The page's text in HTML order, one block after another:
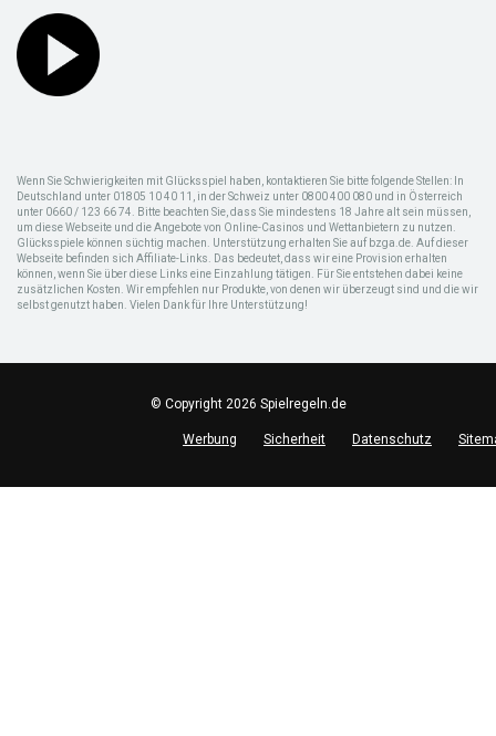
Wenn Sie Schwierigkeiten mit Glücksspiel haben, kontaktieren Sie bitte folgende Stellen: In
Deutschland unter 01805 10 40 11, in der Schweiz unter 0800 400 080 und in Österreich
unter 0660 / 123 66 74. Bitte beachten Sie, dass Sie mindestens 18 Jahre alt sein müssen,
um diese Webseite und die Angebote von Online-Casinos und Wettanbietern zu nutzen.
Glücksspiele können süchtig machen. Unterstützung erhalten Sie auf bzga.de. Auf dieser
Webseite befinden sich Affiliate-Links. Das bedeutet, dass wir eine Provision erhalten
können, wenn Sie über diese Links eine Einzahlung tätigen. Für Sie entstehen dabei keine
zusätzlichen Kosten. Wir empfehlen nur Produkte, von denen wir überzeugt sind und die wir
selbst genutzt haben. Vielen Dank für Ihre Unterstützung!
© Copyright 2026 Spielregeln.de
Werbung Sicherheit Datenschutz